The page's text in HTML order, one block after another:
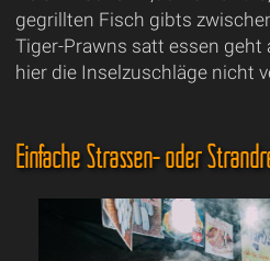
gegrillten Fisch gibts
Tiger-Prawns satt essen geht
hier die Inselzuschläge nicht
Einfache Strassen- oder